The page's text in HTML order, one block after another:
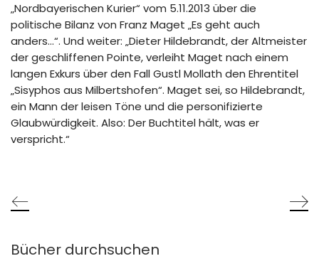
„Nordbayerischen Kurier“ vom 5.11.2013 über die
politische Bilanz von Franz Maget „Es geht auch
anders…“. Und weiter: „Dieter Hildebrandt, der Altmeister
der geschliffenen Pointe, verleiht Maget nach einem
langen Exkurs über den Fall Gustl Mollath den Ehrentitel
„Sisyphos aus Milbertshofen“. Maget sei, so Hildebrandt,
ein Mann der leisen Töne und die personifizierte
Glaubwürdigkeit. Also: Der Buchtitel hält, was er
verspricht.“
Bücher durchsuchen